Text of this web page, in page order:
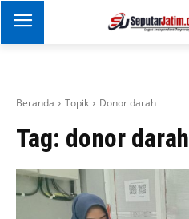
Beranda Topik Donor darah
Tag: donor darah